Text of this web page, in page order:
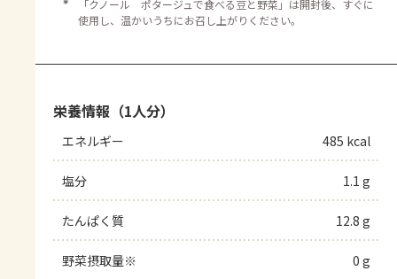
＊
「クノール ポタージュで食べる豆と野菜」は開封後、すぐに
使用し、温かいうちにお召し上がりください。
栄養情報（1人分）
エネルギー 485 kcal
塩分 1.1 g
たんぱく質 12.8 g
野菜摂取量※ 0 g